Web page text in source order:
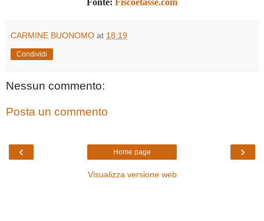
Fonte: Fiscoetasse.com
CARMINE BUONOMO at 18:19
Condividi
Nessun commento:
Posta un commento
‹ ›
Home page
Visualizza versione web